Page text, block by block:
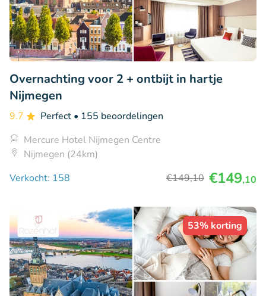
Overnachting voor 2 + ontbijt in hartje
Nijmegen
9.7 Perfect • 155 beoordelingen
Mercure Hotel Nijmegen Centre
Nijmegen (24km)
Verkocht: 158
€149,10 €149,10
53% korting